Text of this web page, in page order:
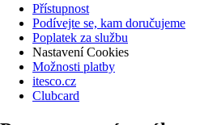
Přístupnost
Podívejte se, kam doručujeme
Poplatek za službu
Nastavení Cookies
Možnosti platby
itesco.cz
Clubcard